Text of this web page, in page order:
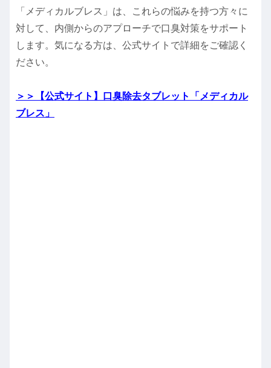
「メディカルブレス」は、これらの悩みを持つ方々に
対して、内側からのアプローチで口臭対策をサポート
します。 気になる方は、公式サイトで詳細をご確認く
ださい。
＞＞【公式サイト】口臭除去タブレット「メディカル
ブレス」